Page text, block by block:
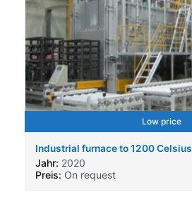
Low price
Industrial furnace to 1200 Celsius
Jahr: 2020
Preis: On request